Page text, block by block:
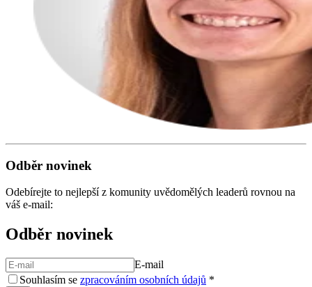
Odběr novinek
Odebírejte to nejlepší z komunity uvědomělých leaderů rovnou na
váš e-mail:
Odběr novinek
E-mail
Souhlasím se zpracováním osobních údajů *